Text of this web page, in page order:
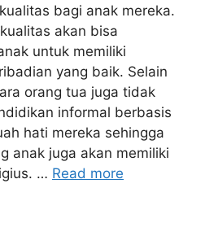
bagi anak mereka.
akan bisa
untuk memiliki
yang baik. Selain
orang tua juga tidak
informal berbasis
hati mereka sehingga
anak juga akan memiliki
… Read more